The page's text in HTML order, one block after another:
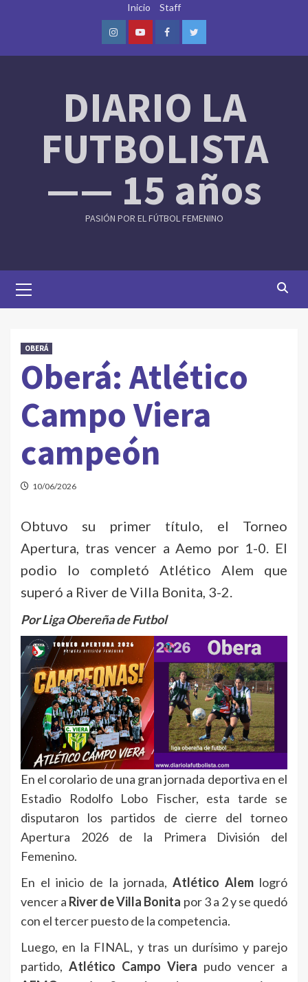
Inicio Staff
InstagramYoutubeFacebookTwitter
DIARIO LA
FUTBOLISTA
—— 15 años
PASIÓN POR EL FÚTBOL FEMENINO
Menu
OBERÁ
Oberá: Atlético
Campo Viera
campeón
10/06/2026
Obtuvo su primer título, el Torneo
Apertura, tras vencer a Aemo por 1-0. El
podio lo completó Atlético Alem que
superó a River de Villa Bonita, 3-2.
Por Liga Obereña de Futbol
En el corolario de una gran jornada deportiva en el
Estadio Rodolfo Lobo Fischer, esta tarde se
disputaron los partidos de cierre del torneo
Apertura 2026 de la Primera División del
Femenino.
En el inicio de la jornada, Atlético Alemlogró
vencer a River de Villa Bonita por 3 a 2 y se quedó
con el tercer puesto de la competencia.
Luego, en la FINAL, y tras un durísimo y parejo
partido, Atlético Campo Viera pudo vencer a